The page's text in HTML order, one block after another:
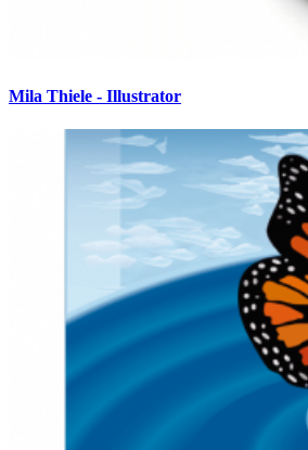
Mila Thiele - Illustrator